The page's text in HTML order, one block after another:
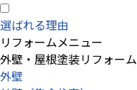
選ばれる理由
リフォームメニュー
外壁・屋根塗装リフォーム
外壁